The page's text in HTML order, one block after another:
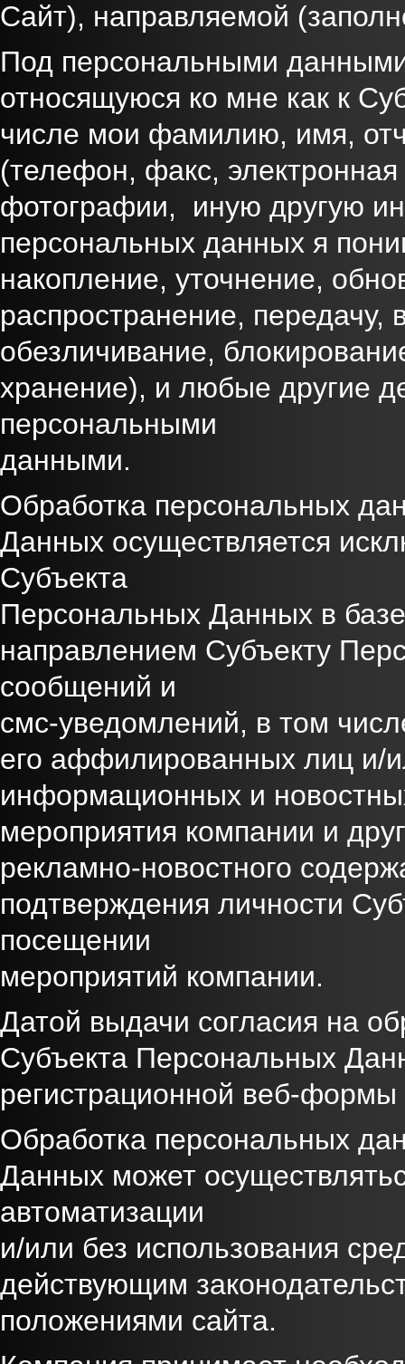
Сайт), направляемой
Под персональными
относящуюся ко мне как к
числе мои фамилию, имя,
(телефон, факс,
фотографии, иную другую
персональных данных я
накопление, уточнение,
распространение, передачу,
обезличивание,
хранение), и любые другие
персональными
данными.
Обработка персональных
Данных осуществляется
Субъекта
Персональных Данных в
направлением Субъекту
сообщений и
смс-уведомлений, в том
его аффилированных лиц и/
информационных и
мероприятия компании и
рекламно-новостного
подтверждения личности
посещении
мероприятий компании.
Датой выдачи согласия на
Субъекта Персональных
регистрационной веб-формы
Обработка персональных
Данных может
автоматизации
и/или без использования
действующим
положениями сайта.